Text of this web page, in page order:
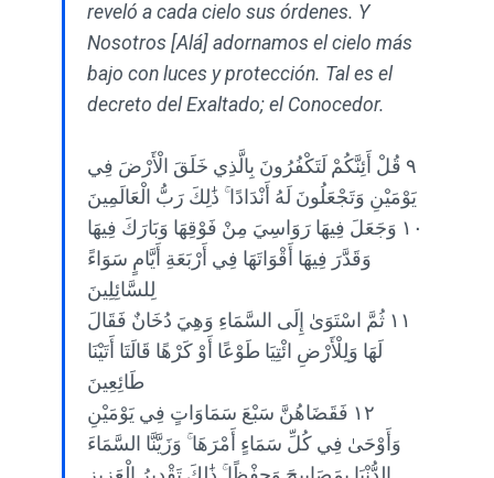
reveló a cada cielo sus órdenes. Y
Nosotros [Alá] adornamos el cielo más
bajo con luces y protección. Tal es el
decreto del Exaltado; el Conocedor.
٩ قُلْ أَئِنَّكُمْ لَتَكْفُرُونَ بِالَّذِي خَلَقَ الْأَرْضَ فِي
يَوْمَيْنِ وَتَجْعَلُونَ لَهُ أَنْدَادًا ۚ ذَٰلِكَ رَبُّ الْعَالَمِينَ
١٠ وَجَعَلَ فِيهَا رَوَاسِيَ مِنْ فَوْقِهَا وَبَارَكَ فِيهَا
وَقَدَّرَ فِيهَا أَقْوَاتَهَا فِي أَرْبَعَةِ أَيَّامٍ سَوَاءً
لِلسَّائِلِينَ
١١ ثُمَّ اسْتَوَىٰ إِلَى السَّمَاءِ وَهِيَ دُخَانٌ فَقَالَ
لَهَا وَلِلْأَرْضِ ائْتِيَا طَوْعًا أَوْ كَرْهًا قَالَتَا أَتَيْنَا
طَائِعِينَ
١٢ فَقَضَاهُنَّ سَبْعَ سَمَاوَاتٍ فِي يَوْمَيْنِ
وَأَوْحَىٰ فِي كُلِّ سَمَاءٍ أَمْرَهَا ۚ وَزَيَّنَّا السَّمَاءَ